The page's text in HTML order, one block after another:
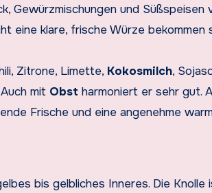
Gewürzmischungen und Süßspeisen
eine klare, frische Würze bekommen
Zitrone, Limette, Kokosmilch,
mit Obst harmoniert er sehr gut.
Frische und eine angenehme
bis gelbliches Inneres. Die